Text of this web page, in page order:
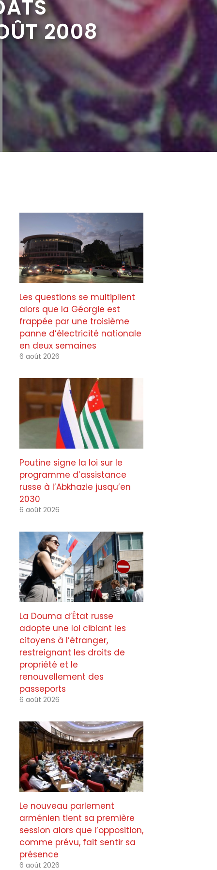
2008
Les questions se multiplient
alors que la Géorgie est
frappée par une troisième
panne d’électricité nationale
en deux semaines
6 août 2026
Poutine signe la loi sur le
programme d’assistance
russe à l’Abkhazie jusqu’en
2030
6 août 2026
La Douma d’État russe
adopte une loi ciblant les
citoyens à l’étranger,
restreignant les droits de
propriété et le
renouvellement des
passeports
6 août 2026
Le nouveau parlement
arménien tient sa première
session alors que l’opposition,
comme prévu, fait sentir sa
présence
6 août 2026